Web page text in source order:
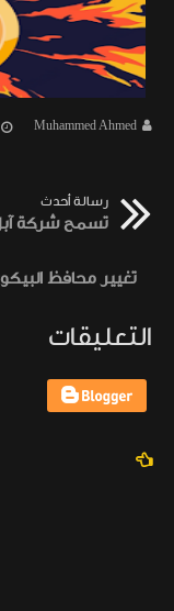
Muhammed Ahmed
رسالة أحدث
تغيير محافظ البيكوين
التعليقات